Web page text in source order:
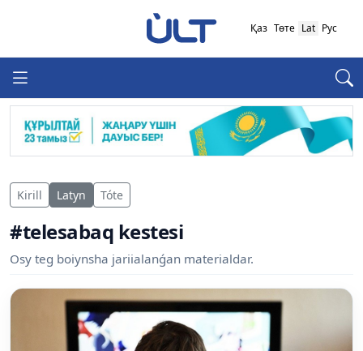
Қаз Төте Lat Рус
Kirill Latyn Tóte
#telesabaq kestesi
Osy teg boiynsha jariialanǵan materialdar.